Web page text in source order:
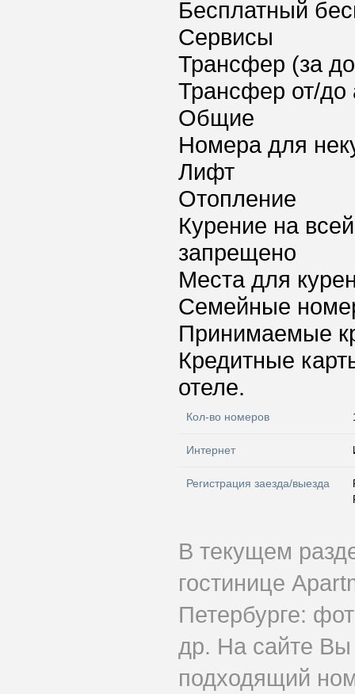
Бесплатный
Сервисы
Трансфер (за
Трансфер от/до
Общие
Номера для
Лифт
Отопление
Курение на
запрещено
Места для
Семейные
Принимаемые
Кредитные
отеле.
Кол-во номеров
Интернет
Регистрация заезда/выезда
В текущем
гостинице
Петербурге:
др. На сайте Вы
подходящий